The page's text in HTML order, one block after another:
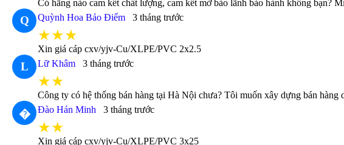
Có hãng nào cam kết chất lượng, cam kết mở bảo lãnh bảo hành không bạn?
Q Quỳnh Hoa Bảo Điểm 3 tháng trước
★★★
Xin giá cáp cxv/yjv-Cu/XLPE/PVC 2x2.5
L Lữ Khâm 3 tháng trước
★★
Công ty có hệ thống bán hàng tại Hà Nội chưa? Tôi muốn xây dựng bán hàng
� Đào Hán Minh 3 tháng trước
★★
Xin giá cáp cxv/yjv-Cu/XLPE/PVC 3x25